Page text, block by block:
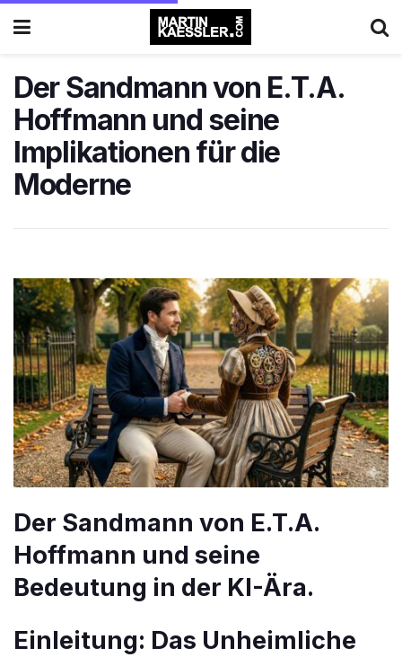
Der Sandmann von E.T.A.
Hoffmann und seine
Implikationen für die
Moderne
Der Sandmann von E.T.A.
Hoffmann und seine
Bedeutung in der KI-Ära.
Einleitung: Das Unheimliche